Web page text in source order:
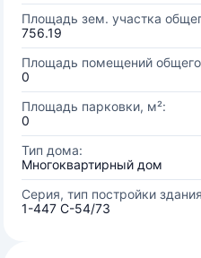
Площадь зем. участка
756.19
Площадь помещений
0
Площадь парковки, м²:
0
Тип дома:
Многоквартирный дом
Серия, тип постройки
1-447 С-54/73